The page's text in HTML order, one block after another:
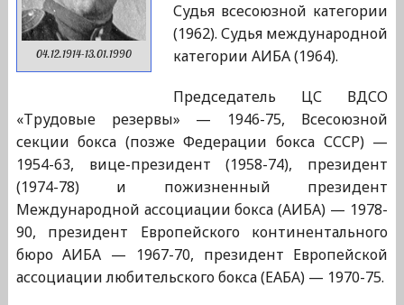
04.12.1914-13.01.1990
Судья всесоюзной категории
(1962). Судья международной
категории АИБА (1964).
Председатель ЦС ВДСО
«Трудовые резервы» — 1946-75, Всесоюзной
секции бокса (позже Федерации бокса СССР) —
1954-63, вице-президент (1958-74), президент
(1974-78) и пожизненный президент
Международной ассоциации бокса (АИБА) — 1978-
90, президент Европейского континентального
бюро АИБА — 1967-70, президент Европейской
ассоциации любительского бокса (ЕАБА) — 1970-75.